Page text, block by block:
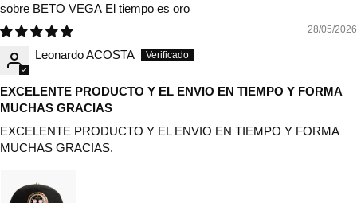
BETO VEGA El tiempo es oro
28/05/2026
Leonardo ACOSTA
EXCELENTE PRODUCTO Y EL ENVIO EN TIEMPO Y FORMA
MUCHAS GRACIAS
EXCELENTE PRODUCTO Y EL ENVIO EN TIEMPO Y FORMA
MUCHAS GRACIAS.